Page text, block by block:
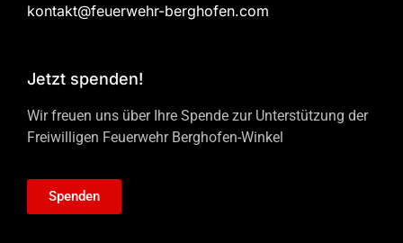
kontakt@feuerwehr-berghofen.com
Jetzt spenden!
Wir freuen uns über Ihre Spende zur Unterstützung der
Freiwilligen Feuerwehr Berghofen-Winkel
Spenden